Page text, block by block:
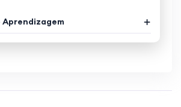
Aprendizagem